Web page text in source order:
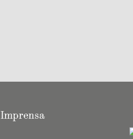
Imprensa